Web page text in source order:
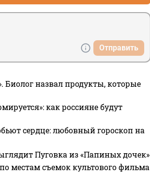
Отправить
Биолог назвал продукты, которые
как россияне будут
сердце: любовный гороскоп на
Пуговка из «Папиных дочек»
местам съемок культового фильма